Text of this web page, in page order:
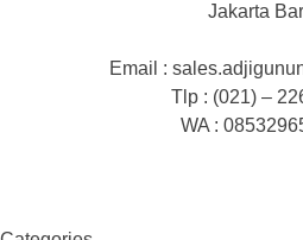
Jakarta
Email :
Tlp : (021) –
WA :